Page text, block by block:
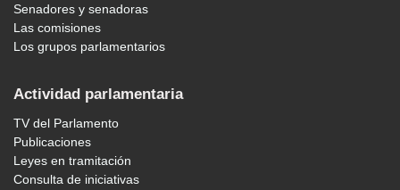
Senadores y senadoras
Las comisiones
Los grupos parlamentarios
Actividad parlamentaria
TV del Parlamento
Publicaciones
Leyes en tramitación
Consulta de iniciativas